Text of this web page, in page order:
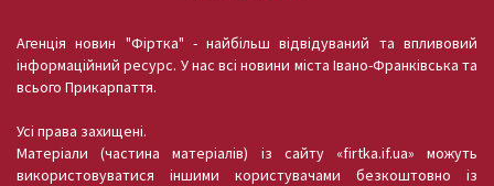
Агенція новин "Фіртка" - найбільш відвідуваний та впливовий
інформаційний ресурс. У нас всі новини міста Івано-Франківська та
всього Прикарпаття.
Усі права захищені.
Матеріали (частина матеріалів) із сайту «firtka.if.ua» можуть
використовуватися іншими користувачами безкоштовно із